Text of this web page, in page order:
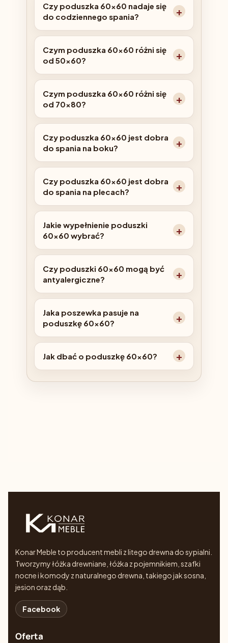
Czy poduszka 60x60 nadaje się
do codziennego spania?
Czym poduszka 60x60 różni się
od 50x60?
Czym poduszka 60x60 różni się
od 70x80?
Czy poduszka 60x60 jest dobra
do spania na boku?
Czy poduszka 60x60 jest dobra
do spania na plecach?
Jakie wypełnienie poduszki
60x60 wybrać?
Czy poduszki 60x60 mogą być
antyalergiczne?
Jaka poszewka pasuje na
poduszkę 60x60?
Jak dbać o poduszkę 60x60?
Konar Meble to producent mebli z litego drewna do sypialni.
Tworzymy łóżka drewniane, łóżka z pojemnikiem, szafki
nocne i komody z naturalnego drewna, takiego jak sosna,
jesion oraz dąb.
Facebook
Oferta